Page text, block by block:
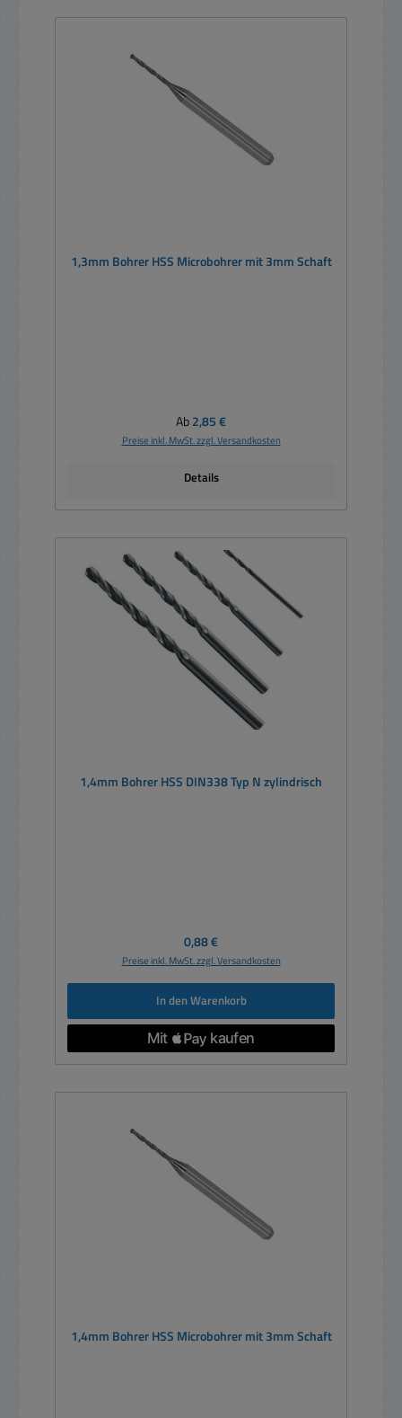
1,3mm Bohrer HSS Microbohrer mit 3mm Schaft
Regulärer Preis:
Ab2,85 €
Preise inkl. MwSt. zzgl. Versandkosten
Details
1,4mm Bohrer HSS DIN338 Typ N zylindrisch
Regulärer Preis:
0,88 €
Preise inkl. MwSt. zzgl. Versandkosten
In den Warenkorb
1,4mm Bohrer HSS Microbohrer mit 3mm Schaft